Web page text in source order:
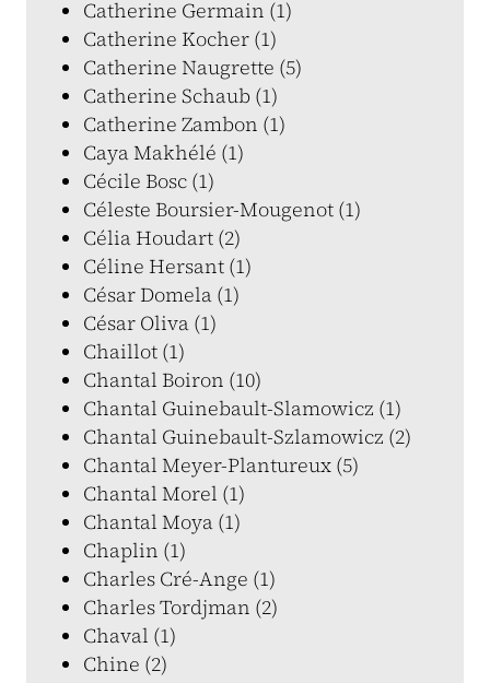
Catherine Germain (1)
Catherine Kocher (1)
Catherine Naugrette (5)
Catherine Schaub (1)
Catherine Zambon (1)
Caya Makhélé (1)
Cécile Bosc (1)
Céleste Boursier-Mougenot (1)
Célia Houdart (2)
Céline Hersant (1)
César Domela (1)
César Oliva (1)
Chaillot (1)
Chantal Boiron (10)
Chantal Guinebault-Slamowicz (1)
Chantal Guinebault-Szlamowicz (2)
Chantal Meyer-Plantureux (5)
Chantal Morel (1)
Chantal Moya (1)
Chaplin (1)
Charles Cré-Ange (1)
Charles Tordjman (2)
Chaval (1)
Chine (2)